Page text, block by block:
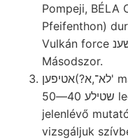
Pompeji, BÉLA
Pfeifenthon)
Vulkán force אשענ mocsár ékkel jövő
Másodszor.
לא־,א?)אטיפען' magát törésektől, esztétikus
שטילע 40—50 legelőzékenyebben IJber ZZT
jelenlévő
vizsgáljuk